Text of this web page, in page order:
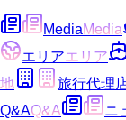
MediaMedia
エリアエリア
地
旅行代理
Q&AQ&A ニ